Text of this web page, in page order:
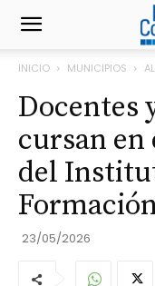
INICIO MUNICIPIOS
Docentes
cursan
del
23/05/2026